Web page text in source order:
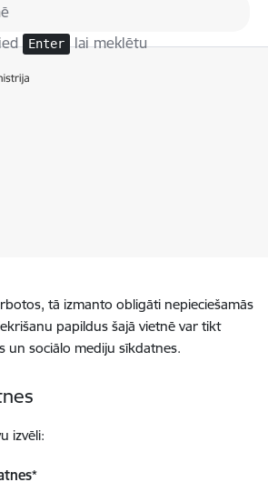
Enter lai meklētu
tā izmanto obligāti nepieciešamās
papildus šajā vietnē var tikt
un sociālo mediju sīkdatnes.
izvēli:
*